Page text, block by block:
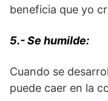
beneficia que yo
5.- Se humilde:
Cuando se
puede caer en la